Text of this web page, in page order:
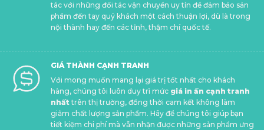
tác với những đối tác vận chuyển uy tín để đảm bảo sản
phẩm đến tay quý khách một cách thuận lợi, dù là trong
nội thành hay đến các tỉnh, thậm chí quốc tế.
GIÁ THÀNH CẠNH TRANH
Với mong muốn mang lại giá trị tốt nhất cho khách
hàng, chúng tôi luôn duy trì mức giá in ấn cạnh tranh
nhất trên thị trường, đồng thời cam kết không làm
giảm chất lượng sản phẩm. Hãy để chúng tôi giúp bạn
tiết kiệm chi phí mà vẫn nhận được những sản phẩm ưng